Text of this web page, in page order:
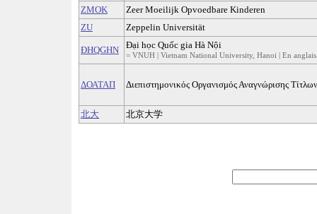
ZMOK
Zeer Moeilijk Opvoedbare Kinderen
ZU
Zeppelin Universität
ĐHQGHN Đại học Quốc gia Hà Nội
= VNUH | Vietnam National University, Hanoi | En anglais
ΔΟΑΤΑΠ Διεπιστημονικός Οργανισμός Αναγνώρισης
北大 北京大学